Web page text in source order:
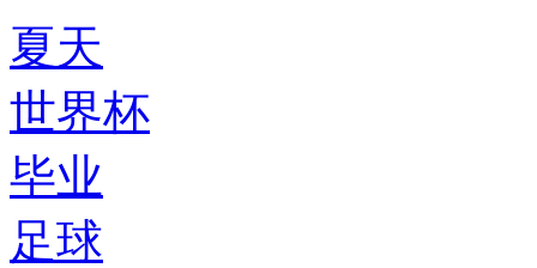
夏天
世界杯
毕业
足球